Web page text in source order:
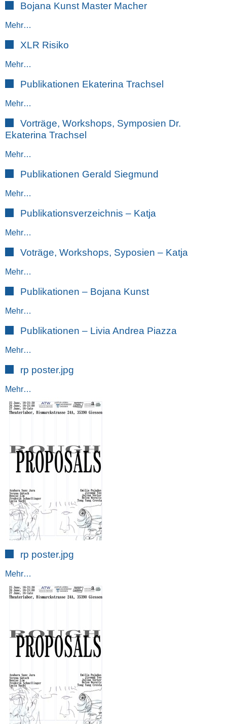
Bojana Kunst Master Macher
Mehr…
XLR Risiko
Mehr…
Publikationen Ekaterina Trachsel
Mehr…
Vorträge, Workshops, Symposien Dr.
Ekaterina Trachsel
Mehr…
Publikationen Gerald Siegmund
Mehr…
Publikationsverzeichnis – Katja
Mehr…
Voträge, Workshops, Syposien – Katja
Mehr…
Publikationen – Bojana Kunst
Mehr…
Publikationen – Livia Andrea Piazza
Mehr…
rp poster.jpg
Mehr…
rp poster.jpg
Mehr…